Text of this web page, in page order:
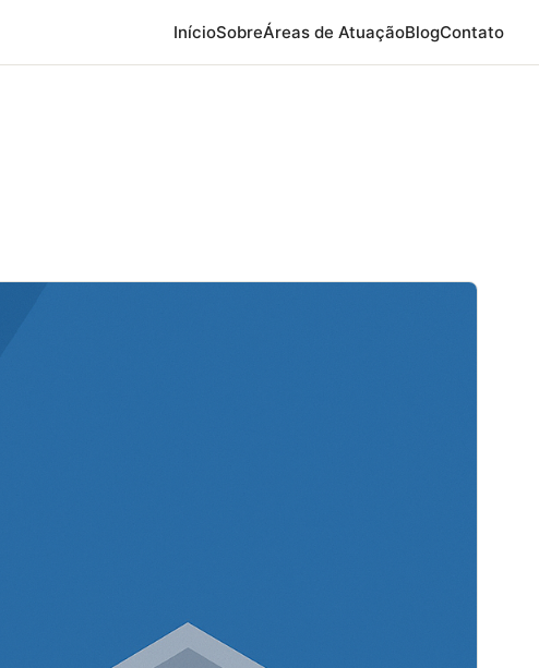
InícioSobreÁreas de AtuaçãoBlogContato